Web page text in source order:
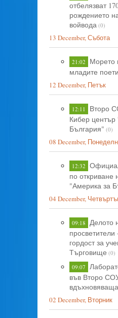
отбелязват
рождението
войвода (0)
13 December, Събота
21:02
Морето
младите поети
12 December, Петък
12:11
Второ
Кибер
България" (0)
08 December,
12:32
по откриване
"Америка за
04 December,
09:18 Делото
просветители
гордост за
Търговище (0)
09:07
във Второ
02 December, Вторник